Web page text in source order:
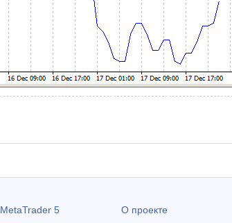
MetaTrader 5
О проекте